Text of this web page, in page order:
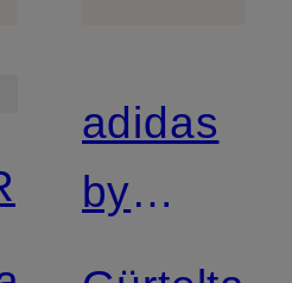
adidas
by
Stella